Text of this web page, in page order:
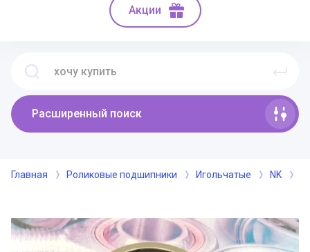
Акции
Расширенный поиск
Главная Роликовые подшипники Игольчатые NK